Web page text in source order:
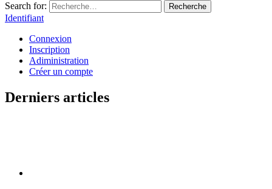
Search for:
Recherche
Identifiant
Connexion
Inscription
Adiministration
Créer un compte
Derniers articles